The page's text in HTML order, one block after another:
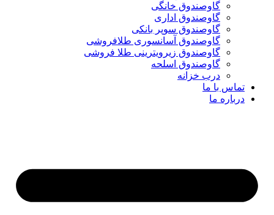
گاوصندوق خانگی
گاوصندوق اداری
گاوصندوق سوپر بانکی
گاوصندوق آسانسوری طلافروشی
گاوصندوق زیرویترینی طلا فروشی
گاوصندوق اسلحه
درب خزانه
تماس با ما
درباره ما